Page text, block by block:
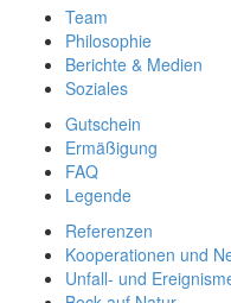
Team
Philosophie
Berichte & Medien
Soziales
Gutschein
Ermäßigung
FAQ
Legende
Referenzen
Kooperationen und
Unfall- und